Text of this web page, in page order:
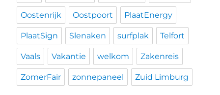
Oostenrijk Oostpoort PlaatEnergy
PlaatSign Slenaken surfplak Telfort
Vaals Vakantie welkom Zakenreis
ZomerFair zonnepaneel Zuid Limburg